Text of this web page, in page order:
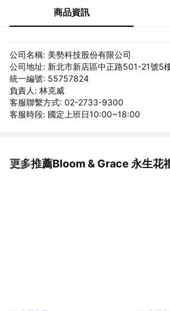
商品資訊
公司名稱: 美勢科技股份有限公司
公司地址: 新北市新店區中正路501-21號5
統一編號: 55757824
負責人: 林克威
客服聯繫方式: 02-2733-9300
客服時段: 國定上班日10:00~18:00
看更多